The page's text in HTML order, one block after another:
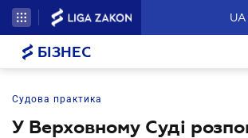
UA
БІЗНЕС
Судова практика
У Верховному Суді